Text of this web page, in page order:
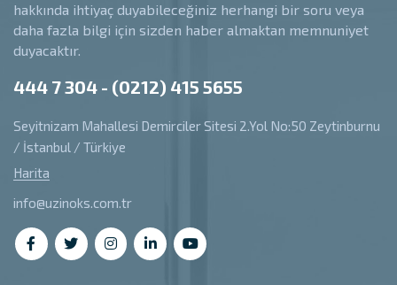
hakkında ihtiyaç duyabileceğiniz herhangi bir soru veya
daha fazla bilgi için sizden haber almaktan memnuniyet
duyacaktır.
444 7 304 - (0212) 415 5655
Seyitnizam Mahallesi Demirciler Sitesi 2.Yol No:50 Zeytinburnu
/ İstanbul / Türkiye
Harita
info@uzinoks.com.tr